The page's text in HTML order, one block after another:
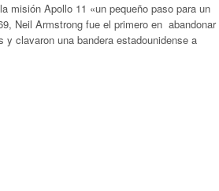
misión Apollo 11 «un pequeño paso para un
Neil Armstrong fue el primero en abandonar
clavaron una bandera estadounidense a